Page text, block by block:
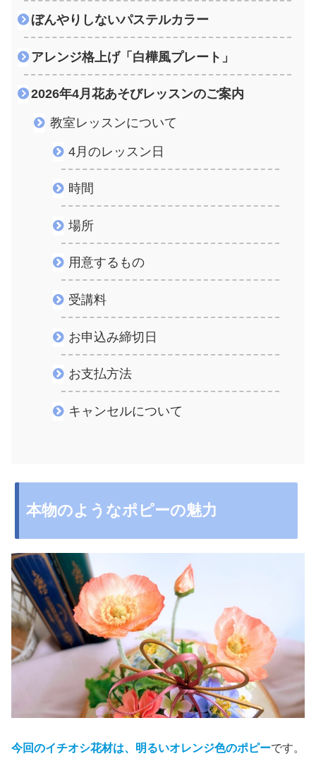
ぼんやりしないパステルカラー
アレンジ格上げ「白樺風プレート」
2026年4月花あそびレッスンのご案内
教室レッスンについて
4月のレッスン日
時間
場所
用意するもの
受講料
お申込み締切日
お支払方法
キャンセルについて
本物のようなポピーの魅力
今回のイチオシ花材は、明るいオレンジ色のポピーです。